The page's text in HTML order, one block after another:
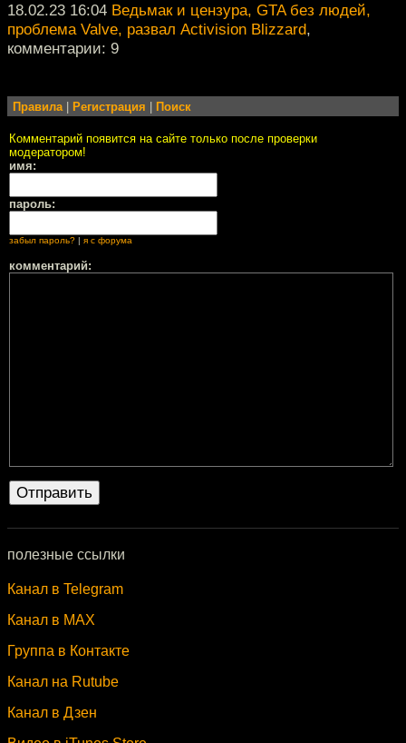
18.02.23 16:04 Ведьмак и цензура, GTA без людей,
проблема Valve, развал Activision Blizzard,
комментарии: 9
Правила| Регистрация Поиск
Комментарий появится на сайте только после проверки
модератором!
имя:
пароль:
забыл пароль? я с форума
комментарий:
полезные ссылки
Канал в Telegram
Канал в MAX
Группа в Контакте
Канал на Rutube
Канал в Дзен